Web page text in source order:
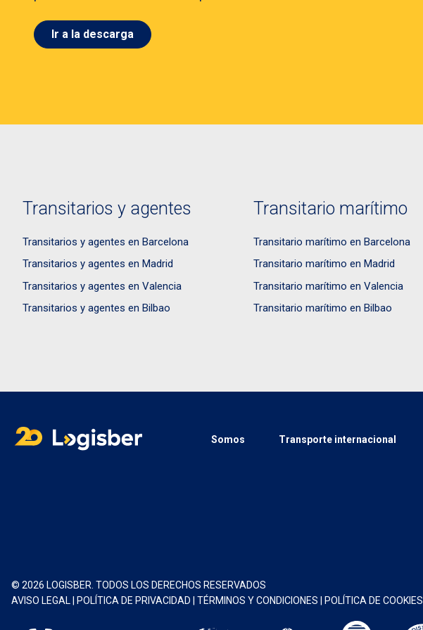
Ir a la descarga
Transitarios y agentes
Transitarios y agentes en Barcelona
Transitarios y agentes en Madrid
Transitarios y agentes en Valencia
Transitarios y agentes en Bilbao
Transitario marítimo
Transitario marítimo en Barcelona
Transitario marítimo en Madrid
Transitario marítimo en Valencia
Transitario marítimo en Bilbao
Somos Transporte internacional
© 2026 LOGISBER. TODOS LOS DERECHOS RESERVADOS
AVISO LEGAL
POLÍTICA DE PRIVACIDAD TÉRMINOS Y CONDICIONES POLÍTICA DE COOKIES